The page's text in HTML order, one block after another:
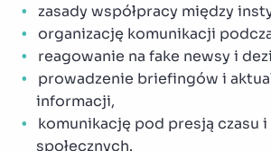
zasady współpracy między
organizację komunikacji
reagowanie na fake newsy i
prowadzenie briefingów i
informacji,
komunikację pod presją czasu
społecznych.